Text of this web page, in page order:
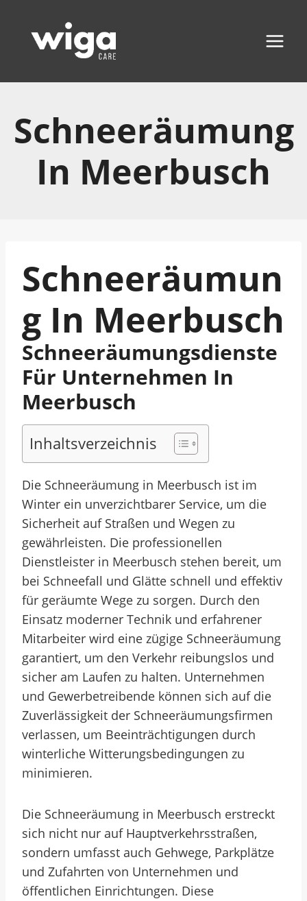
Inhalt
springen
Schneeräumung
In Meerbusch
Schneeräumun
G In Meerbusch
Schneeräumungsdienste
Für Unternehmen In
Meerbusch
Inhaltsverzeichnis
Die Schneeräumung in Meerbusch ist im
Winter ein unverzichtbarer Service, um die
Sicherheit auf Straßen und Wegen zu
gewährleisten. Die professionellen
Dienstleister in Meerbusch stehen bereit, um
bei Schneefall und Glätte schnell und effektiv
für geräumte Wege zu sorgen. Durch den
Einsatz moderner Technik und erfahrener
Mitarbeiter wird eine zügige Schneeräumung
garantiert, um den Verkehr reibungslos und
sicher am Laufen zu halten. Unternehmen
und Gewerbetreibende können sich auf die
Zuverlässigkeit der Schneeräumungsfirmen
verlassen, um Beeinträchtigungen durch
winterliche Witterungsbedingungen zu
minimieren.
Die Schneeräumung in Meerbusch erstreckt
sich nicht nur auf Hauptverkehrsstraßen,
sondern umfasst auch Gehwege, Parkplätze
und Zufahrten von Unternehmen und
öffentlichen Einrichtungen. Diese